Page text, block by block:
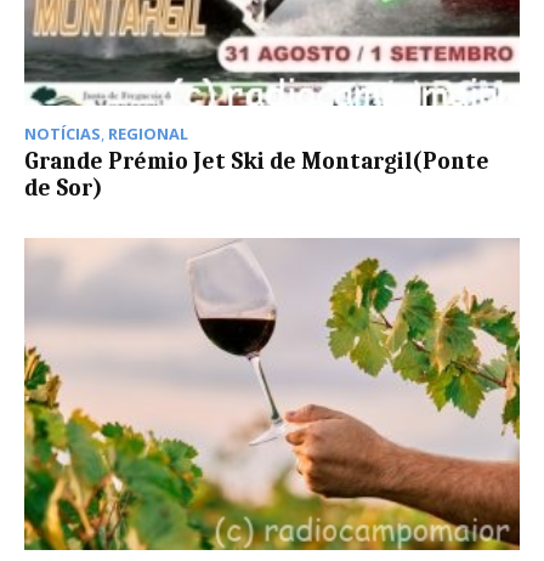
NOTÍCIAS REGIONAL
Grande Prémio Jet Ski de Montargil(Ponte
de Sor)